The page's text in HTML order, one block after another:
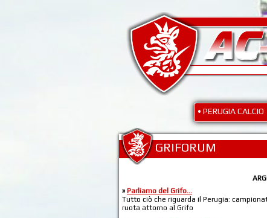
• PERUGIA CALCIO
GRIFORUM
» Parliamo del Grifo...
Tutto ciò che riguarda il Perugia:
ruota attorno al Grifo